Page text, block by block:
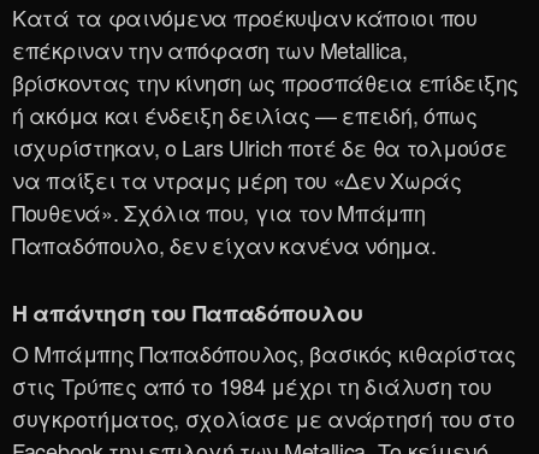
Κατά τα φαινόμενα προέκυψαν κάποιοι που
επέκριναν την απόφαση των Metallica,
βρίσκοντας την κίνηση ως προσπάθεια επίδειξης
ή ακόμα και ένδειξη δειλίας — επειδή, όπως
ισχυρίστηκαν, ο Lars Ulrich ποτέ δε θα τολμούσε
να παίξει τα ντραμς μέρη του «Δεν Χωράς
Πουθενά». Σχόλια που, για τον Μπάμπη
Παπαδόπουλο, δεν είχαν κανένα νόημα.
Η απάντηση του Παπαδόπουλου
Ο Μπάμπης Παπαδόπουλος, βασικός κιθαρίστας
στις Τρύπες από το 1984 μέχρι τη διάλυση του
συγκροτήματος, σχολίασε με ανάρτησή του στο